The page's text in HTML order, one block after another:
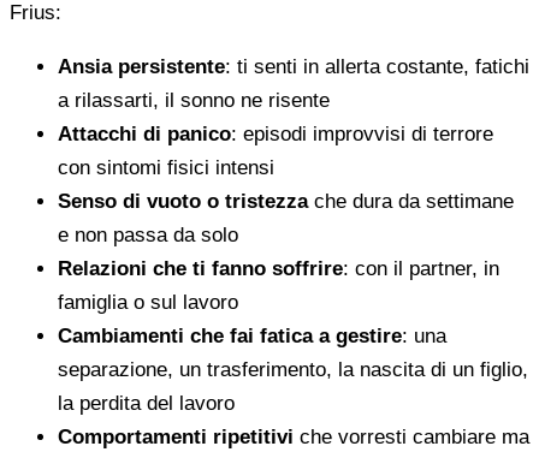
Frius:
Ansia persistente: ti senti in allerta costante, fatichi
a rilassarti, il sonno ne risente
Attacchi di panico: episodi improvvisi di terrore
con sintomi fisici intensi
Senso di vuoto o tristezzache dura da settimane
e non passa da solo
Relazioni che ti fanno soffrire: con il partner, in
famiglia o sul lavoro
Cambiamenti che fai fatica a gestire: una
separazione, un trasferimento, la nascita di un figlio,
la perdita del lavoro
Comportamenti ripetitivi che vorresti cambiare ma